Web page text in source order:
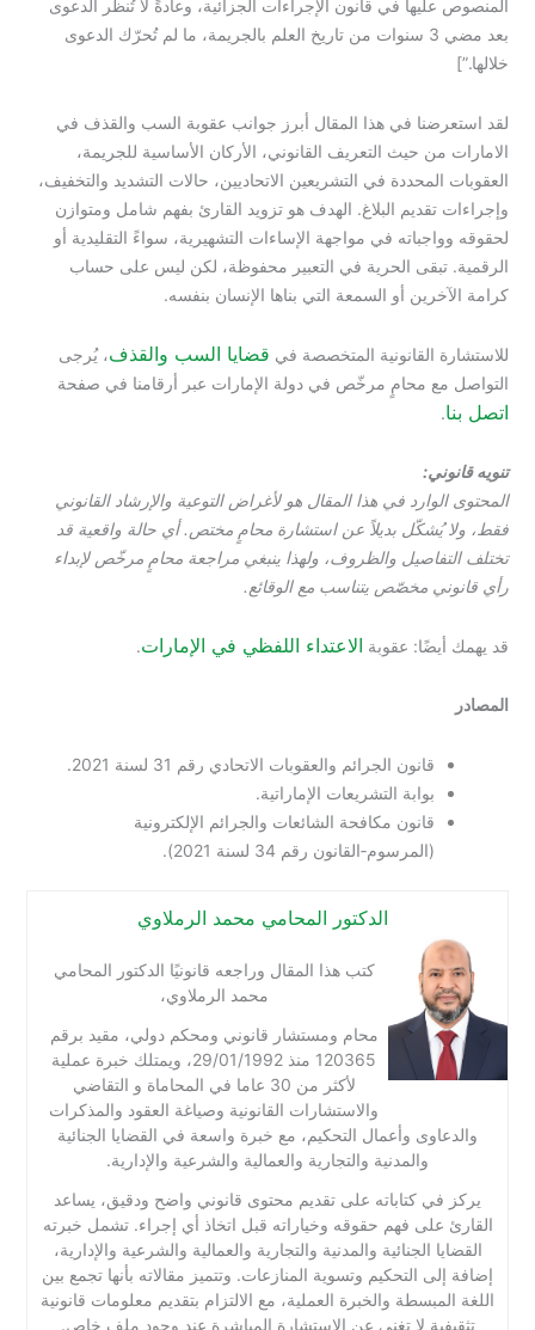
المنصوص عليها في قانون الإجراءات الجزائية، وعادةً لا تُنظر الدعوى
بعد مضي 3 سنوات من تاريخ العلم بالجريمة، ما لم تُحرّك الدعوى
خلالها.”]
لقد استعرضنا في هذا المقال أبرز جوانب عقوبة السب والقذف في
الامارات من حيث التعريف القانوني، الأركان الأساسية للجريمة،
العقوبات المحددة في التشريعين الاتحاديين، حالات التشديد والتخفيف،
وإجراءات تقديم البلاغ. الهدف هو تزويد القارئ بفهم شامل ومتوازن
لحقوقه وواجباته في مواجهة الإساءات التشهيرية، سواءً التقليدية أو
الرقمية. تبقى الحرية في التعبير محفوظة، لكن ليس على حساب
كرامة الآخرين أو السمعة التي بناها الإنسان بنفسه.
للاستشارة القانونية المتخصصة في قضايا السب والقذف، يُرجى
التواصل مع محامٍ مرخّص في دولة الإمارات عبر أرقامنا في صفحة
اتصل بنا.
تنويه قانوني:
المحتوى الوارد في هذا المقال هو لأغراض التوعية والإرشاد القانوني
فقط، ولا يُشكّل بديلاً عن استشارة محامٍ مختص. أي حالة واقعية قد
تختلف التفاصيل والظروف، ولهذا ينبغي مراجعة محامٍ مرخّص لإبداء
رأي قانوني مخصّص يتناسب مع الوقائع.
قد يهمك أيضًا: عقوبة الاعتداء اللفظي في الإمارات.
المصادر
قانون الجرائم والعقوبات الاتحادي رقم 31 لسنة 2021.
بوابة التشريعات الإماراتية.
قانون مكافحة الشائعات والجرائم الإلكترونية
(المرسوم‑القانون رقم 34 لسنة 2021).
الدكتور المحامي محمد الرملاوي
كتب هذا المقال وراجعه قانونيًا الدكتور المحامي
محمد الرملاوي،
محام ومستشار قانوني ومحكم دولي، مقيد برقم
120365 منذ 29/01/1992، ويمتلك خبرة عملية
لأكثر من 30 عاما في المحاماة و التقاضي
والاستشارات القانونية وصياغة العقود والمذكرات
والدعاوى وأعمال التحكيم، مع خبرة واسعة في القضايا الجنائية
والمدنية والتجارية والعمالية والشرعية والإدارية.
يركز في كتاباته على تقديم محتوى قانوني واضح ودقيق، يساعد
القارئ على فهم حقوقه وخياراته قبل اتخاذ أي إجراء. تشمل خبرته
القضايا الجنائية والمدنية والتجارية والعمالية والشرعية والإدارية،
إضافة إلى التحكيم وتسوية المنازعات. وتتميز مقالاته بأنها تجمع بين
اللغة المبسطة والخبرة العملية، مع الالتزام بتقديم معلومات قانونية
تثقيفية لا تغني عن الاستشارة المباشرة عند وجود ملف خاص.